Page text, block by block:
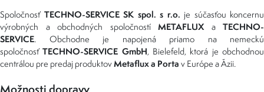
Spoločnosť TECHNO-SERVICE SK spol. s r.o. je súčasťou koncernu
výrobných a obchodných spoločností METAFLUXa TECHNO-
SERVICE. Obchodne je napojená priamo na nemeckú
spoločnosťTECHNO-SERVICE GmbH, Bielefeld, ktorá je obchodnou
centrálou pre predaj produktovMetaflux a Porta v Európe a Ázii.